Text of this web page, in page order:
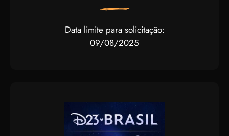
Data limite para solicitação:
09/08/2025